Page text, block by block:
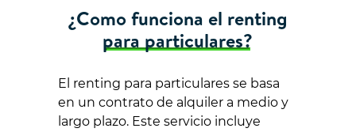
¿Como funciona el renting
para particulares?
El renting para particulares se basa
en un contrato de alquiler a medio y
largo plazo. Este servicio incluye